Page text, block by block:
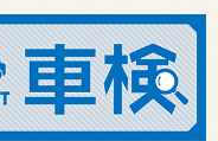
火曜日・繁忙期（4月・12月）を除
ご確認ください。